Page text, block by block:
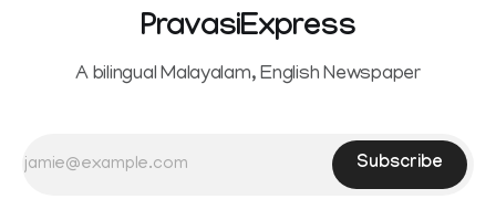
PravasiExpress
A bilingual Malayalam, English Newspaper
Subscribe